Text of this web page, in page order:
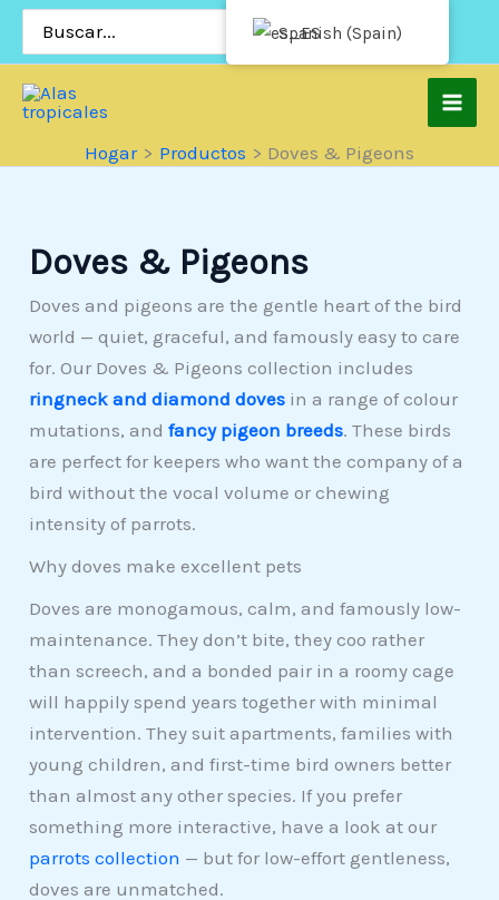
Saltar
por:
Hogar Productos Doves & Pigeons
Doves & Pigeons
Doves and pigeons are the gentle heart of the bird
world — quiet, graceful, and famously easy to care
for. Our Doves & Pigeons collection includes
ringneck and diamond doves in a range of colour
mutations, andfancy pigeon breeds. These birds
are perfect for keepers who want the company of a
bird without the vocal volume or chewing
intensity of parrots.
Why doves make excellent pets
Doves are monogamous, calm, and famously low-
maintenance. They don’t bite, they coo rather
than screech, and a bonded pair in a roomy cage
will happily spend years together with minimal
intervention. They suit apartments, families with
young children, and first-time bird owners better
than almost any other species. If you prefer
something more interactive, have a look at our
parrots collection — but for low-effort gentleness,
doves are unmatched.
Spanish (Spain)